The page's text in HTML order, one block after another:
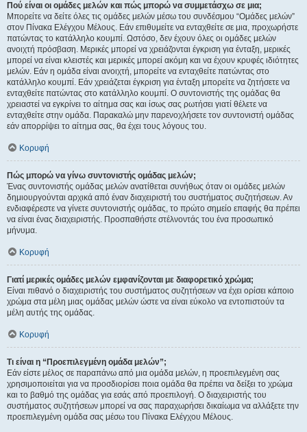
Πού είναι οι ομάδες μελών και πώς μπορώ να συμμετάσχω σε μια;
Μπορείτε να δείτε όλες τις ομάδες μελών μέσω του συνδέσμου “Ομάδες μελών”
στον Πίνακα Ελέγχου Μέλους. Εάν επιθυμείτε να ενταχθείτε σε μια, προχωρήστε
πατώντας το κατάλληλο κουμπί. Ωστόσο, δεν έχουν όλες οι ομάδες μελών
ανοιχτή πρόσβαση. Μερικές μπορεί να χρειάζονται έγκριση για ένταξη, μερικές
μπορεί να είναι κλειστές και μερικές μπορεί ακόμη και να έχουν κρυφές ιδιότητες
μελών. Εάν η ομάδα είναι ανοιχτή, μπορείτε να ενταχθείτε πατώντας στο
κατάλληλο κουμπί. Εάν χρειάζεται έγκριση για ένταξη μπορείτε να ζητήσετε να
ενταχθείτε πατώντας στο κατάλληλο κουμπί. Ο συντονιστής της ομάδας θα
χρειαστεί να εγκρίνει το αίτημα σας και ίσως σας ρωτήσει γιατί θέλετε να
ενταχθείτε στην ομάδα. Παρακαλώ μην παρενοχλήσετε τον συντονιστή ομάδας
εάν απορρίψει το αίτημα σας, θα έχει τους λόγους του.
Κορυφή
Πώς μπορώ να γίνω συντονιστής ομάδας μελών;
Ένας συντονιστής ομάδας μελών ανατίθεται συνήθως όταν οι ομάδες μελών
δημιουργούνται αρχικά από έναν διαχειριστή του συστήματος συζητήσεων. Αν
ενδιαφέρεστε να γίνετε συντονιστής ομάδας, το πρώτο σημείο επαφής θα πρέπει
να είναι ένας διαχειριστής. Προσπαθήστε στέλνοντάς του ένα προσωπικό
μήνυμα.
Κορυφή
Γιατί μερικές ομάδες μελών εμφανίζονται με διαφορετικό χρώμα;
Είναι πιθανό ο διαχειριστής του συστήματος συζητήσεων να έχει ορίσει κάποιο
χρώμα στα μέλη μιας ομάδας μελών ώστε να είναι εύκολο να εντοπιστούν τα
μέλη αυτής της ομάδας.
Κορυφή
Τι είναι η “Προεπιλεγμένη ομάδα μελών”;
Εάν είστε μέλος σε παραπάνω από μια ομάδα μελών, η προεπιλεγμένη σας
χρησιμοποιείται για να προσδιορίσει ποια ομάδα θα πρέπει να δείξει το χρώμα
και το βαθμό της ομάδας για εσάς από προεπιλογή. Ο διαχειριστής του
συστήματος συζητήσεων μπορεί να σας παραχωρήσει δικαίωμα να αλλάξετε την
προεπιλεγμένη ομάδα σας μέσω του Πίνακα Ελέγχου Μέλους.